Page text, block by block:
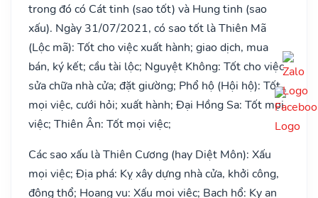
trong đó có Cát tinh (sao tốt) và Hung tinh (sao
xấu). Ngày 31/07/2021, có sao tốt là Thiên Mã
(Lộc mã): Tốt cho việc xuất hành; giao dịch, mua
bán, ký kết; cầu tài lộc; Nguyệt Không: Tốt cho việc
sửa chữa nhà cửa; đặt giường; Phổ hộ (Hội hộ): Tốt
mọi việc, cưới hỏi; xuất hành; Đại Hồng Sa: Tốt mọi
việc; Thiên Ân: Tốt mọi việc;
Các sao xấu là Thiên Cương (hay Diệt Môn): Xấu
mọi việc; Địa phá: Kỵ xây dựng nhà cửa, khởi công,
động thổ; Hoang vu: Xấu mọi việc; Bạch hổ: Kỵ an